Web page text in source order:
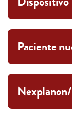
Paciente